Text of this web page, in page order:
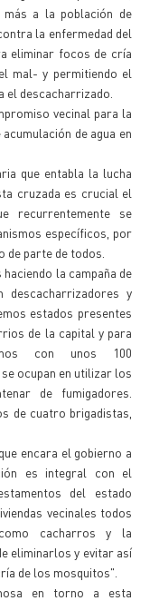
más a la población de
la enfermedad del
eliminar focos de cría
mal- y permitiendo el
el descacharrizado.
vecinal para la
de agua en
que entabla la lucha
cruzada es crucial el
recurrentemente se
específicos, por
de parte de todos.
la campaña de
descacharrizadores y
estados presentes
de la capital y para
con unos 100
ocupan en utilizar los
de fumigadores.
de cuatro brigadistas,
encara el gobierno a
es integral con el
del estado
vecinales todos
cacharros y la
eliminarlos y evitar así
de los mosquitos".
en torno a esta